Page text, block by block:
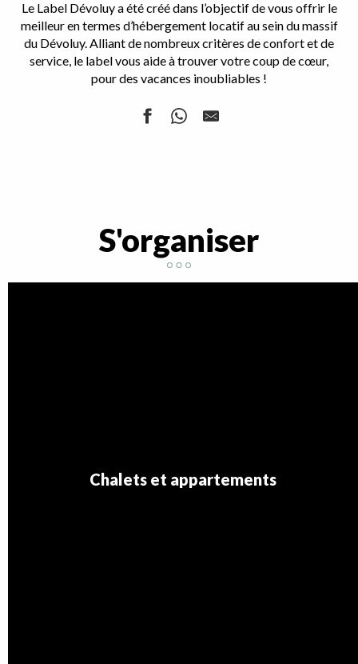
Le Label Dévoluy a été créé dans l’objectif de vous offrir le
meilleur en termes d’hébergement locatif au sein du massif
du Dévoluy. Alliant de nombreux critères de confort et de
service, le label vous aide à trouver votre coup de cœur,
pour des vacances inoubliables !
Hameau du Puy J2
Chalet Le Meslay
Gîte Chez Louma
S'organiser
Chalets et appartements